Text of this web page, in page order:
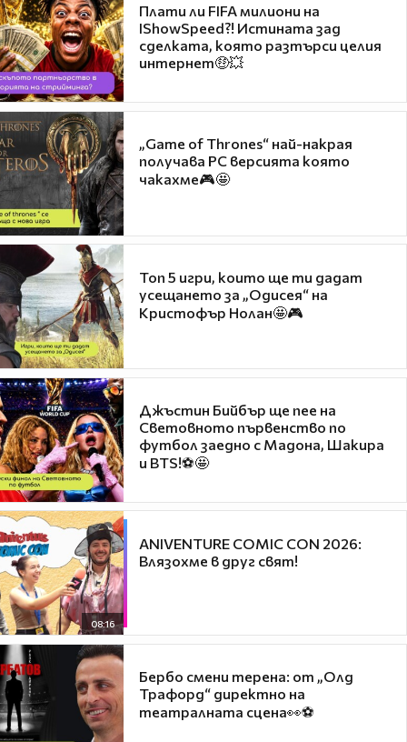
Плати ли FIFA милиони на
IShowSpeed?! Истината зад
сделката, която разтърси целия
интернет🤑💥
„Game of Thrones“ най-накрая
получава PC версията която
чакахме🎮🤩
Топ 5 игри, които ще ти дадат
усещането за „Одисея“ на
Кристофър Нолан🤩🎮
Джъстин Бийбър ще пее на
Световното първенство по
футбол заедно с Мадона, Шакира
и BTS!⚽🤩
08:16
ANIVENTURE COMIC CON 2026:
Влязохме в друг свят!
Бербо смени терена: от „Олд
Трафорд“ директно на
театралната сцена👀⚽